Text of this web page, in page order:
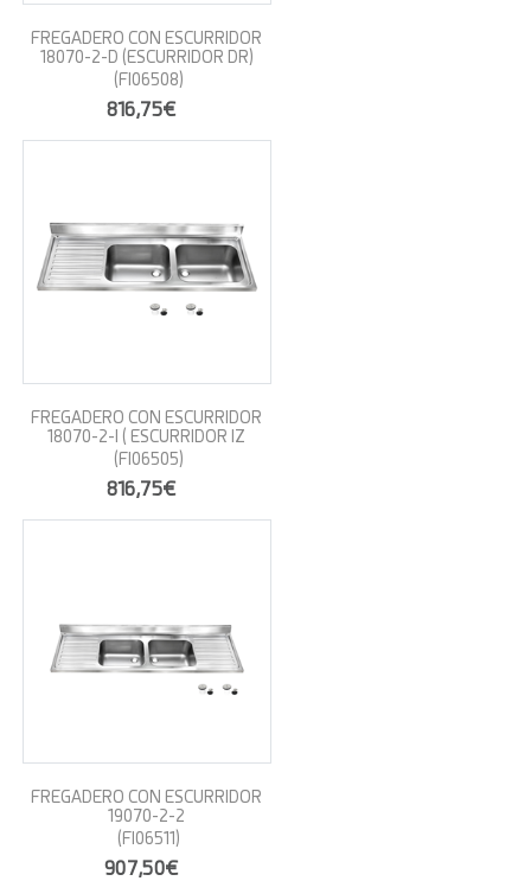
FREGADERO CON ESCURRIDOR
18070-2-D (ESCURRIDOR DR)
(FI06508)
816,75€
FREGADERO CON ESCURRIDOR
18070-2-I ( ESCURRIDOR IZ
(FI06505)
816,75€
FREGADERO CON ESCURRIDOR
19070-2-2
(FI06511)
907,50€